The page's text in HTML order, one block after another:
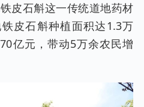
皮石斛这一传统道地药材
皮石斛种植面积达1.3万
亿元，带动5万余农民增